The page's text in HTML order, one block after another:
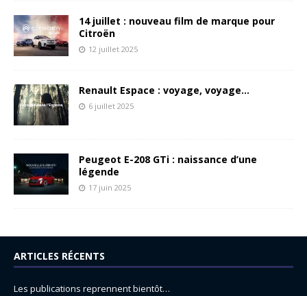
14 juillet : nouveau film de marque pour
Citroën
12 juillet 2025
Renault Espace : voyage, voyage…
6 juillet 2025
Peugeot E-208 GTi : naissance d’une
légende
17 juin 2025
ARTICLES RÉCENTS
Les publications reprennent bientôt…